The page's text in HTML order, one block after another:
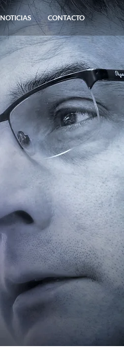
NOTICIAS CONTACTO